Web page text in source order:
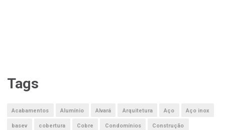
Tags
Acabamentos Alumínio Alvará Arquitetura Aço Aço inox
basev cobertura Cobre Condomínios Construção